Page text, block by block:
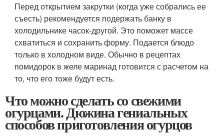
Перед открытием закрутки (когда уже собрались ее
съесть) рекомендуется подержать банку в
холодильнике часок-другой. Это поможет массе
схватиться и сохранить форму. Подается блюдо
только в холодном виде. Обычно в рецептах
помидорок в желе маринад готовится с расчетом на
то, что его тоже будут есть.
Что можно сделать со свежими
огурцами. Дюжина гениальных
способов приготовления огурцов